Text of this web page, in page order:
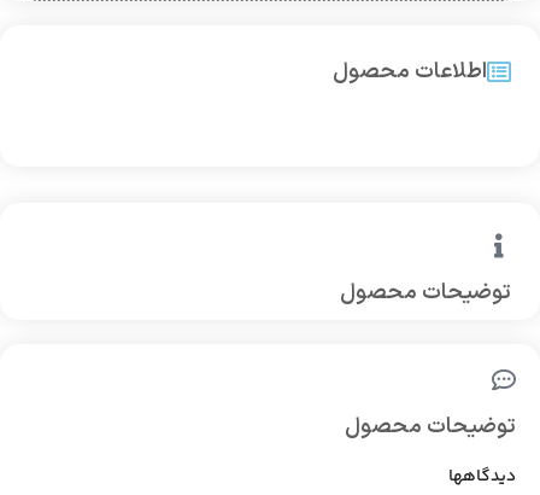
توضیحات محصول
اطلاعات محصول
توضیحات محصول
دیدگاهها